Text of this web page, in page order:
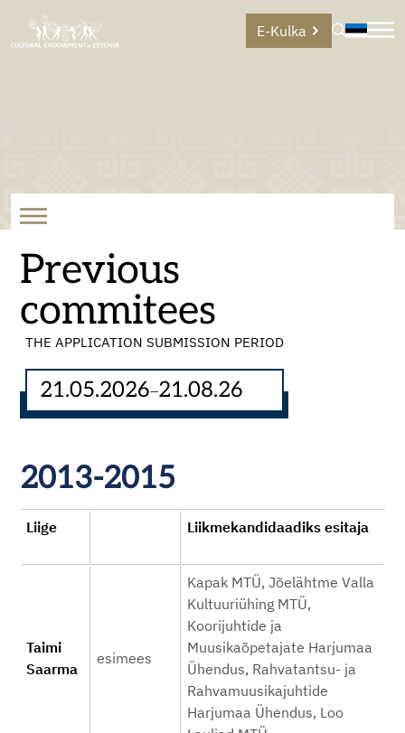
E-Kulka
Previous
commitees
THE APPLICATION SUBMISSION PERIOD
21.05.2026–21.08.26
2013-2015
Liige Liikmekandidaadiks esitaja
Taimi
Saarma
esimees
Kapak MTÜ, Jõelähtme Valla
Kultuuriühing MTÜ,
Koorijuhtide ja
Muusikaõpetajate Harjumaa
Ühendus, Rahvatantsu- ja
Rahvamuusikajuhtide
Harjumaa Ühendus, Loo